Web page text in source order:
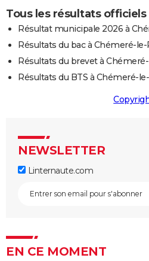
Tous les résultats officiels
Résultat municipale 2026 à
Résultats du bac à Chémeré-le-
Résultats du brevet à
Résultats du BTS à Chémeré-
NEWSLETTER
Linternaute.com
EN CE MOMENT